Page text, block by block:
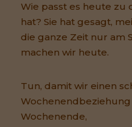
Wie passt es heute zu
hat? Sie hat gesagt,
die ganze Zeit nur am
machen wir heute.
Tun, damit wir einen
Wochenende,